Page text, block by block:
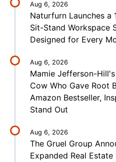
Aug 6, 2026
Naturfurn Launches a
Sit-Stand Workspace
Designed for Every
Aug 6, 2026
Mamie Jefferson-
Cow Who Gave Root
Amazon Bestseller,
Stand Out
Aug 6, 2026
The Gruel Group
Expanded Real Estate